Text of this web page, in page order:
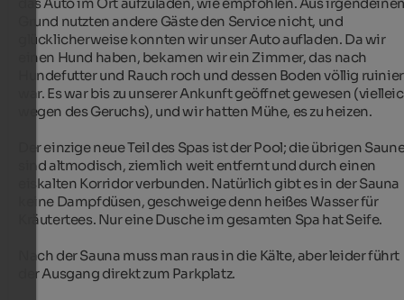
Grund nutzten andere Gäste den Service nicht, und
glücklicherweise konnten wir unser Auto aufladen. Da wir
einen Hund haben, bekamen wir ein Zimmer, das nach
Hundefutter und Rauch roch und dessen Boden völlig
war. Es war bis zu unserer Ankunft geöffnet gewesen
wegen des Geruchs), und wir hatten Mühe, es zu heizen.
Der einzige neue Teil des Spas ist der Pool; die übrigen
sind altmodisch, ziemlich weit entfernt und durch einen
eiskalten Korridor verbunden. Natürlich gibt es in der Sauna
keine Dampfdüsen, geschweige denn heißes Wasser für
Kräutertees. Nur eine Dusche im gesamten Spa hat Seife.
Nach der Sauna muss man raus in die Kälte, aber leider führt
der Ausgang direkt zum Parkplatz.